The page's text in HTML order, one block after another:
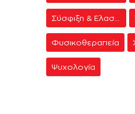
Φυσικοθεραπεία
Ψυχολογία